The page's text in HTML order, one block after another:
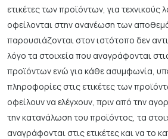
ετικέτες των προϊόντων, για τεχνικούς
οφείλονται στην ανανέωση των
παρουσιάζονται στον ιστότοπο δεν
λόγο τα στοιχεία που αναγράφονται
προϊόντων ενώ για κάθε ασυμφωνία,
πληροφορίες στις ετικέτες των
οφείλουν να ελέγχουν, πριν από την
την κατανάλωση του προϊόντος, τα
αναγράφονται στις ετικέτες και να το